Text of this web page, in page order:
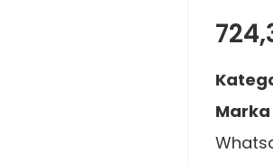
Marka